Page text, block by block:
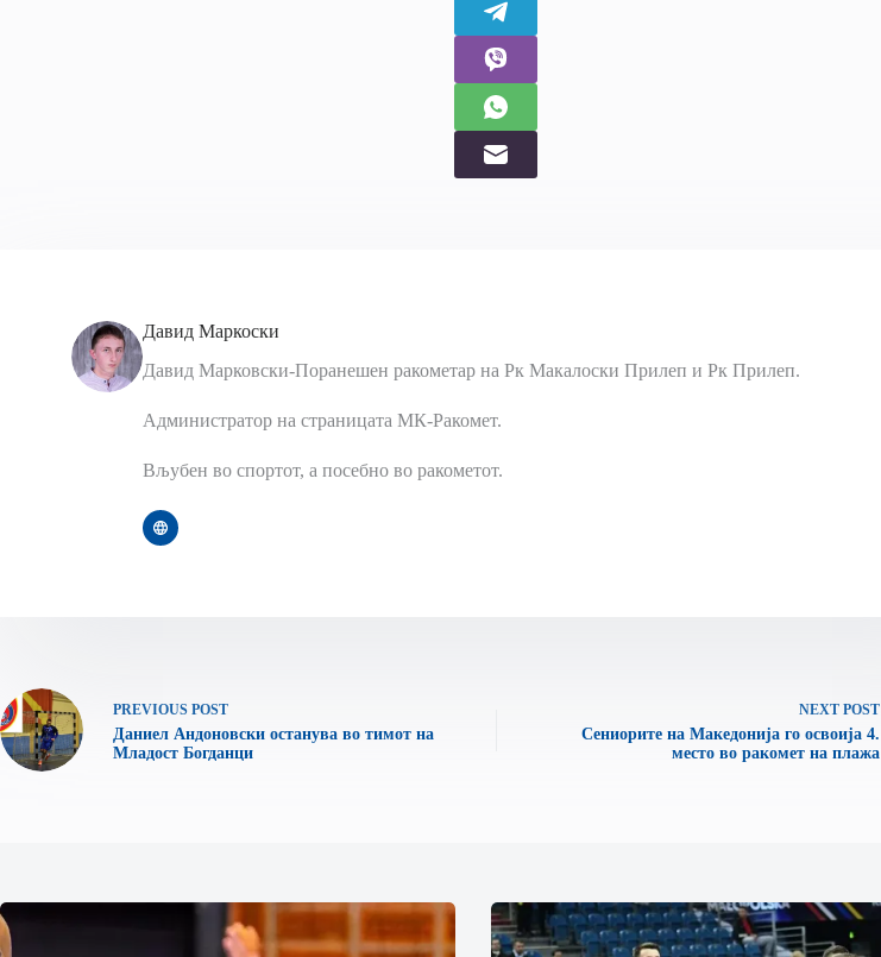
Давид Маркоски
Давид Марковски-Поранешен ракометар на Рк Макалоски Прилеп и Рк Прилеп.
Администратор на страницата МК-Ракомет.
Вљубен во спортот, а посебно во ракометот.
PREVIOUS POST
Даниел Андоновски останува во тимот на
Младост Богданци
NEXT POST
Сениорите на Македонија го освоија 4.
место во ракомет на плажа